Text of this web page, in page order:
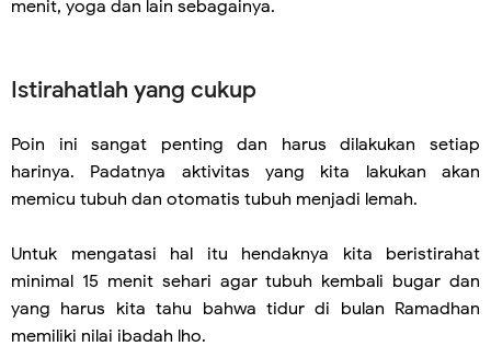
menit, yoga dan lain sebagainya.
Istirahatlah yang cukup
Poin ini sangat penting dan harus dilakukan setiap
harinya. Padatnya aktivitas yang kita lakukan akan
memicu tubuh dan otomatis tubuh menjadi lemah.
Untuk mengatasi hal itu hendaknya kita beristirahat
minimal 15 menit sehari agar tubuh kembali bugar dan
yang harus kita tahu bahwa tidur di bulan Ramadhan
memiliki nilai ibadah lho.